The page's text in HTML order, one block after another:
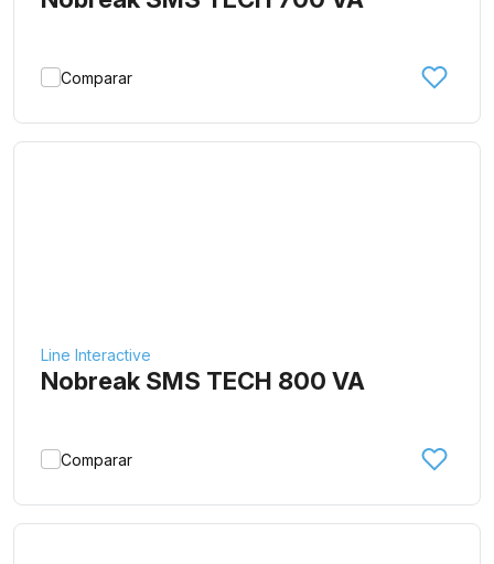
Comparar
Line Interactive
Nobreak SMS TECH 800 VA
Comparar